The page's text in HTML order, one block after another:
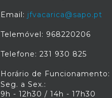
Email: jfvacarica@sapo.pt
Telemóvel: 968220206
Telefone: 231 930 825
Horário de Funcionamento:
Seg. a Sex.:
9h - 12h30 / 14h - 17h30